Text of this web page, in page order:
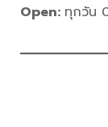
Open: ทุกวัน